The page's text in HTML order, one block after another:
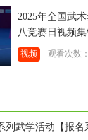
2025年全国武
八竞赛日视频
视频 观看次数
列武学活动【报名